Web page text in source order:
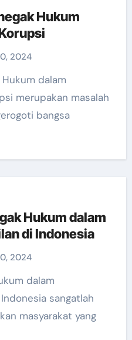
Hukum
2024
merupakan masalah
bangsa
Hukum dalam
di Indonesia
2024
sangatlah
masyarakat yang